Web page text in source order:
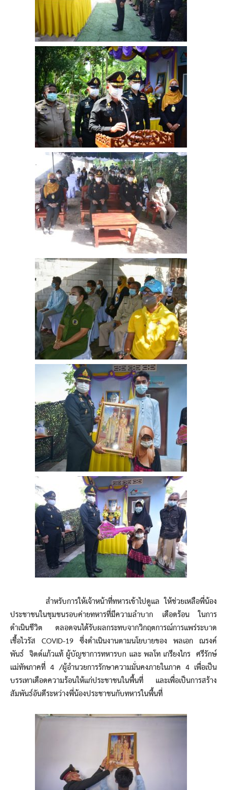
สำหรับการให้เจ้าหน้าที่ทหารเข้าไปดูแล ให้ช่วยเหลือพี่น้อง
ประชาชนในชุมชนรอบค่ายทหารที่มีความลำบาก เดือดร้อน ในการ
ดำเนินชีวิต ตลอดจนได้รับผลกระทบจากวิกฤตการณ์การแพร่ระบาด
เชื้อไวรัส COVID-19 ซึ่งดำเนินงานตามนโยบายของ พลเอก ณรงค์
พันธ์ จิตต์แก้วแท้ ผู้บัญชาการทหารบก และ พลโท เกรียงไกร ศรีรักษ์
แม่ทัพภาคที่ 4 /ผู้อำนวยการรักษาความมั่นคงภายในภาค 4 เพื่อเป็น
บรรเทาเดือดความร้อนให้แก่ประชาชนในพื้นที่ และเพื่อเป็นการสร้าง
สัมพันธ์อันดีระหว่างพี่น้องประชาชนกับทหารในพื้นที่